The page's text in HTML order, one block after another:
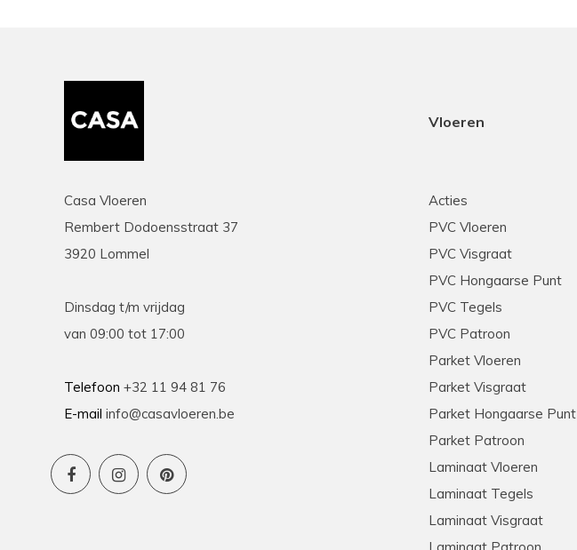
Casa Vloeren
Rembert Dodoensstraat 37
3920 Lommel
Dinsdag t/m vrijdag
van 09:00 tot 17:00
Telefoon +32 11 94 81 76
E-mail info@casavloeren.be
Vloeren
Acties
PVC Vloeren
PVC Visgraat
PVC Hongaarse Punt
PVC Tegels
PVC Patroon
Parket Vloeren
Parket Visgraat
Parket Hongaarse Punt
Parket Patroon
Laminaat Vloeren
Laminaat Tegels
Laminaat Visgraat
Laminaat Patroon